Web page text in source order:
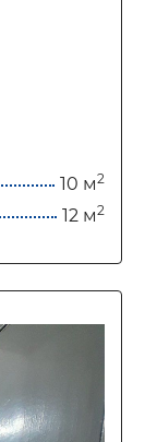
10 м2
12 м2